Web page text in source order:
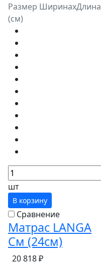
Размер ШиринахДлина
(см)
шт
В корзину
Сравнение
Матрас LANGA
См (24см)
20 818 ₽